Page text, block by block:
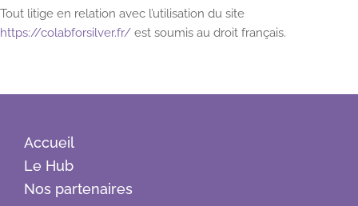
Tout litige en relation avec l’utilisation du site
https://colabforsilver.fr/ est soumis au droit français.
Accueil
Le Hub
Nos partenaires